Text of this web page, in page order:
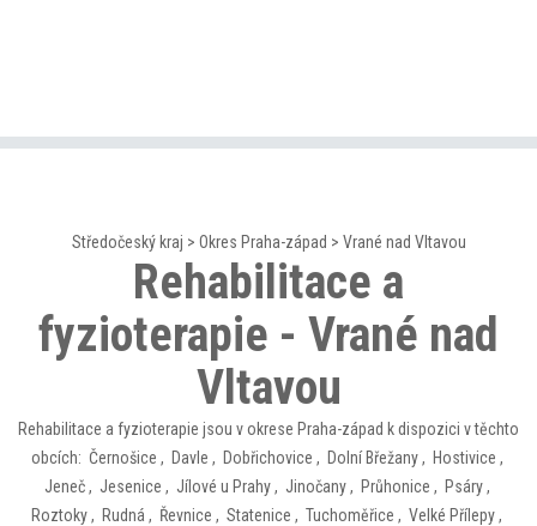
Středočeský kraj > Okres Praha-západ > Vrané nad Vltavou
Rehabilitace a
fyzioterapie - Vrané nad
Vltavou
Rehabilitace a fyzioterapie jsou v okrese Praha-západ k dispozici v těchto
obcích: Černošice , Davle , Dobřichovice , Dolní Břežany, Hostivice ,
Jeneč, Jesenice , Jílové u Prahy, Jinočany, Průhonice , Psáry,
Roztoky, Rudná , Řevnice , Statenice , Tuchoměřice , Velké Přílepy,